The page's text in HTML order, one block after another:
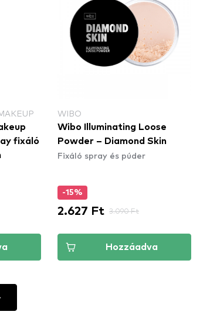
fixáló
WIBO
Wibo Illuminating Loose
Powder – Diamond Skin
Fixáló spray és púder
-15%
2.627 Ft 3.090 Ft
Hozzáadva